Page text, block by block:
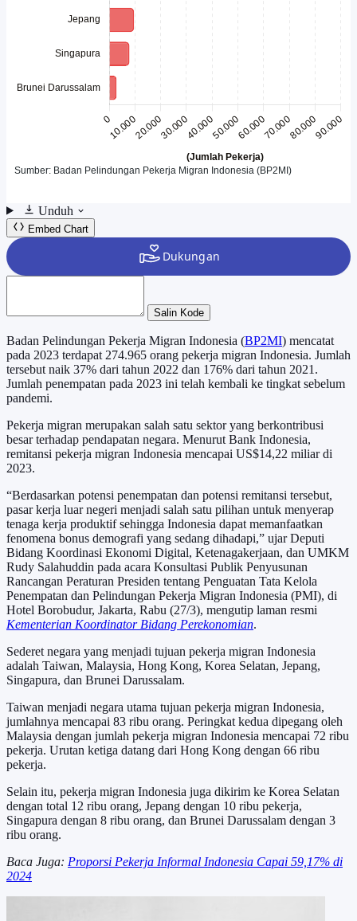
Unduh
Embed Chart
Salin Kode
Badan Pelindungan Pekerja Migran Indonesia (BP2MI) mencatat
pada 2023 terdapat 274.965 orang pekerja migran Indonesia. Jumlah
tersebut naik 37% dari tahun 2022 dan 176% dari tahun 2021.
Jumlah penempatan pada 2023 ini telah kembali ke tingkat sebelum
pandemi.
Pekerja migran merupakan salah satu sektor yang berkontribusi
besar terhadap pendapatan negara. Menurut Bank Indonesia,
remitansi pekerja migran Indonesia mencapai US$14,22 miliar di
2023.
“Berdasarkan potensi penempatan dan potensi remitansi tersebut,
pasar kerja luar negeri menjadi salah satu pilihan untuk menyerap
tenaga kerja produktif sehingga Indonesia dapat memanfaatkan
fenomena bonus demografi yang sedang dihadapi,” ujar Deputi
Bidang Koordinasi Ekonomi Digital, Ketenagakerjaan, dan UMKM
Rudy Salahuddin pada acara Konsultasi Publik Penyusunan
Rancangan Peraturan Presiden tentang Penguatan Tata Kelola
Penempatan dan Pelindungan Pekerja Migran Indonesia (PMI), di
Hotel Borobudur, Jakarta, Rabu (27/3), mengutip laman resmi
Kementerian Koordinator Bidang Perekonomian.
Sederet negara yang menjadi tujuan pekerja migran Indonesia
adalah Taiwan, Malaysia, Hong Kong, Korea Selatan, Jepang,
Singapura, dan Brunei Darussalam.
Taiwan menjadi negara utama tujuan pekerja migran Indonesia,
jumlahnya mencapai 83 ribu orang. Peringkat kedua dipegang oleh
Malaysia dengan jumlah pekerja migran Indonesia mencapai 72 ribu
pekerja. Urutan ketiga datang dari Hong Kong dengan 66 ribu
pekerja.
Selain itu, pekerja migran Indonesia juga dikirim ke Korea Selatan
dengan total 12 ribu orang, Jepang dengan 10 ribu pekerja,
Singapura dengan 8 ribu orang, dan Brunei Darussalam dengan 3
ribu orang.
Baca Juga: Proporsi Pekerja Informal Indonesia Capai 59,17% di
2024